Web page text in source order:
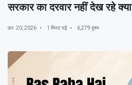
सरकार का दरवार नहीं देख रहे क्या
फ़र. 20, 2026 1 मिनट पढ़ें 6,279 दृश्य